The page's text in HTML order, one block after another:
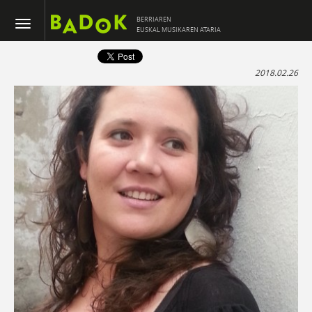
BERRIAREN
EUSKAL MUSIKAREN ATARIA
2018.02.26